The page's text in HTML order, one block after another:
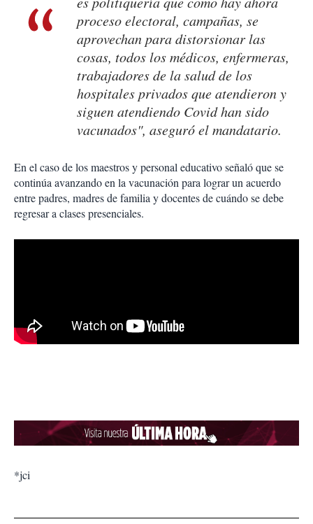
proceso electoral, campañas, se
aprovechan para distorsionar las
cosas, todos los médicos, enfermeras,
trabajadores de la salud de los
hospitales privados que atendieron y
siguen atendiendo Covid han sido
vacunados", aseguró el mandatario.
En el caso de los maestros y personal educativo señaló que se
continúa avanzando en la vacunación para lograr un acuerdo
entre padres, madres de familia y docentes de cuándo se debe
regresar a clases presenciales.
*jci